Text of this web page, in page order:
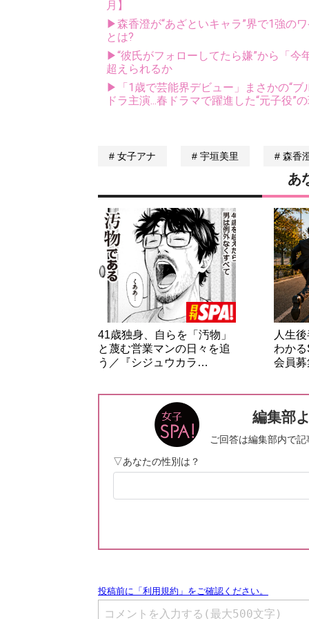
月】
▶森香澄が“あざといキャラ”界で1強の
とは?
▶“彼氏がフォローしてたら嫌”から「今
超えられるか
▶「1歳で芸能界デビュー」まさかの“ブ
ドラ主演...春ドラマで躍進した“元子役”
女子アナ 宇垣美里 森香
あ
41歳独身、自らを「汚物」
と蔑む営業マンの日々を追
う／『シジュウカラ…
人生
わか
会員